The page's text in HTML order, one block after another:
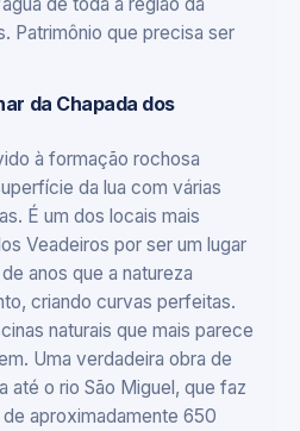
de toda a região da
Patrimônio que precisa ser
da Chapada dos
à formação rochosa
da lua com várias
É um dos locais mais
Veadeiros por ser um lugar
anos que a natureza
criando curvas perfeitas.
naturais que mais parece
Uma verdadeira obra de
até o rio São Miguel, que faz
aproximadamente 650